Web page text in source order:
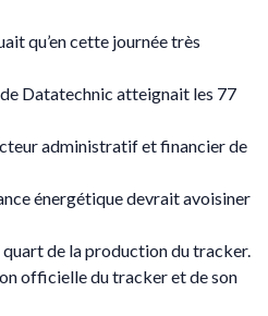
qu’en cette journée très
Datatechnic atteignait les 77
administratif et financier de
énergétique devrait avoisiner
de la production du tracker.
officielle du tracker et de son